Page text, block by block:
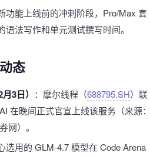
功能上线前的冲刺阶段，Pro/Max 套
法写作和单元测试撰写时间。
态
3日） ：摩尔线程（688795.SH）联
在晚间正式官宣上线该服务（来源
网）。
选用的 GLM-4.7 模型在 Code Arena